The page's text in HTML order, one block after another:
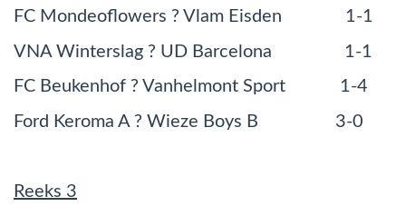
FC Mondeoflowers ? Vlam Eisden 1-1
VNA Winterslag ? UD Barcelona 1-1
FC Beukenhof ? Vanhelmont Sport 1-4
Ford Keroma A ? Wieze Boys B 3-0
Reeks 3